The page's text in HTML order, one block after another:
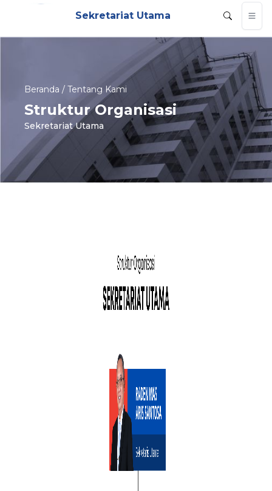
Sekretariat Utama
Beranda / Tentang Kami
Struktur Organisasi
Sekretariat Utama